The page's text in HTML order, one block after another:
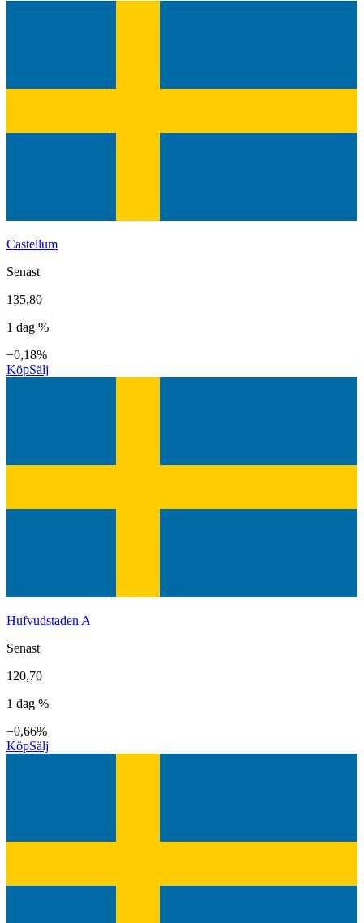
Castellum
Senast
135,80
1 dag %
−0,18%
KöpSälj
Hufvudstaden A
Senast
120,70
1 dag %
−0,66%
KöpSälj